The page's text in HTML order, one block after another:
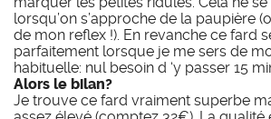
lorsqu’on s’approche de la paupière
de mon reflex !). En revanche ce fard
parfaitement lorsque je me sers de
habituelle: nul besoin d ‘y passer 15
Alors le bilan?
Je trouve ce fard vraiment superbe